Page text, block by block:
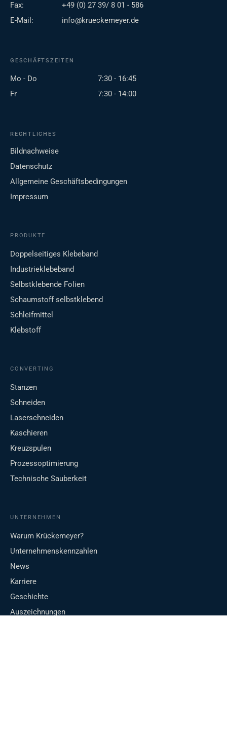
Fax:
+49 (0) 27 39/ 8 01 - 586
E-Mail:
info@krueckemeyer.de
GESCHÄFTSZEITEN
Mo - Do
7:30 - 16:45
Fr
7:30 - 14:00
RECHTLICHES
Bildnachweise
Datenschutz
Allgemeine Geschäftsbedingungen
Impressum
PRODUKTE
Doppelseitiges Klebeband
Industrieklebeband
Selbstklebende Folien
Schaumstoff selbstklebend
Schleifmittel
Klebstoff
CONVERTING
Stanzen
Schneiden
Laserschneiden
Kaschieren
Kreuzspulen
Prozessoptimierung
Technische Sauberkeit
UNTERNEHMEN
Warum Krückemeyer?
Unternehmenskennzahlen
News
Karriere
Geschichte
Auszeichnungen